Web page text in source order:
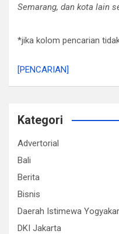
Semarang, dan kota lain
*jika kolom pencarian
[PENCARIAN]
Kategori
Advertorial
Bali
Berita
Bisnis
Daerah Istimewa
DKI Jakarta